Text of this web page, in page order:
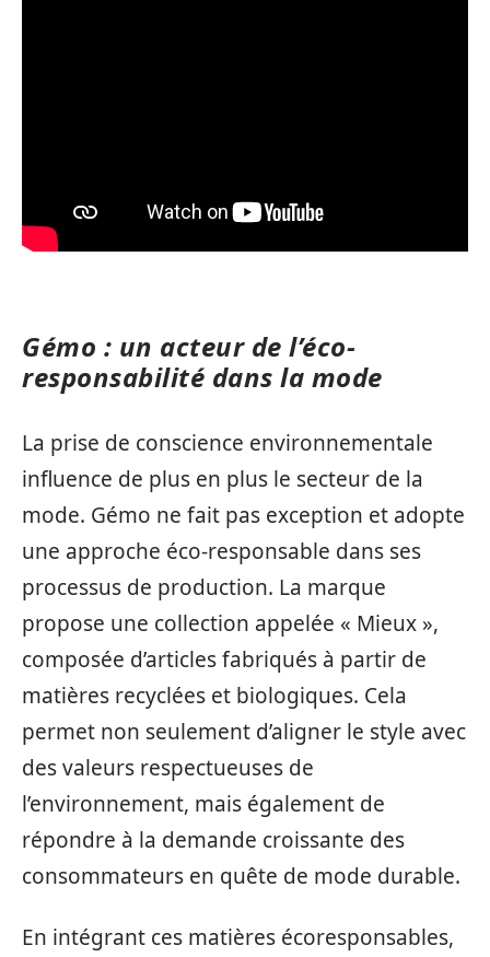
Gémo : un acteur de l’éco-
responsabilité dans la mode
La prise de conscience environnementale
influence de plus en plus le secteur de la
mode. Gémo ne fait pas exception et adopte
une approche éco-responsable dans ses
processus de production. La marque
propose une collection appelée « Mieux »,
composée d’articles fabriqués à partir de
matières recyclées et biologiques. Cela
permet non seulement d’aligner le style avec
des valeurs respectueuses de
l’environnement, mais également de
répondre à la demande croissante des
consommateurs en quête de mode durable.
En intégrant ces matières écoresponsables,